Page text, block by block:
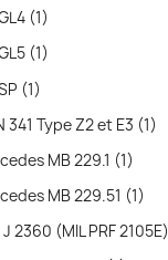
(1)
(1)
(1)
341 Type Z2 et E3 (1)
MB 229.1 (1)
MB 229.51 (1)
J 2360 (MIL PRF 2105E)